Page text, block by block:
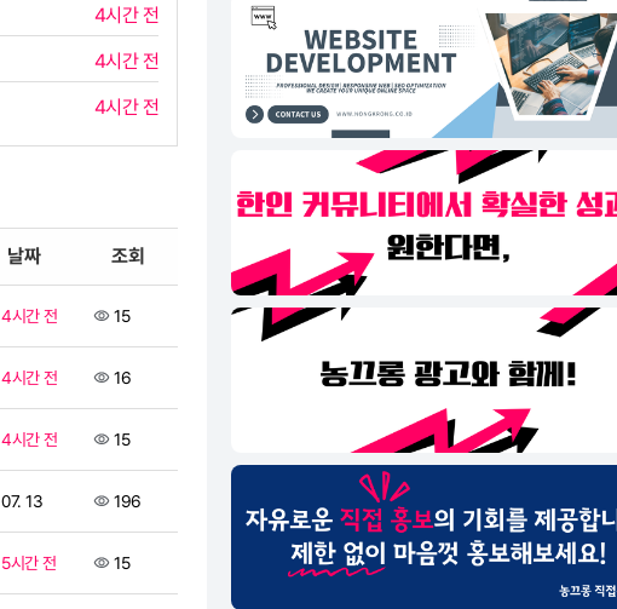
4시간 전
4시간 전
4시간 전
날짜 조회
4시간 전 15
4시간 전 16
4시간 전 15
07. 13 196
5시간 전 15